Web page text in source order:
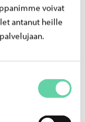
voivat
antanut heille
Tietoja
Sähköistä
ja